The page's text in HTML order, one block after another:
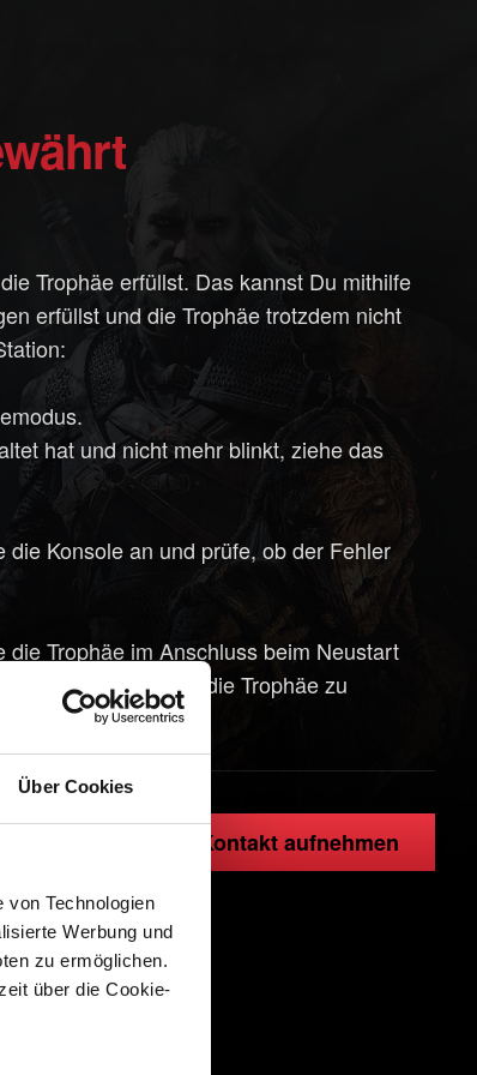
Über Cookies
Technologien
Werbung und
zu ermöglichen.
über die Cookie-
Trophäe erfüllst. Das kannst Du mithilfe
erfüllst und die Trophäe trotzdem nicht
hat und nicht mehr blinkt, ziehe das
Konsole an und prüfe, ob der Fehler
Trophäe im Anschluss beim Neustart
bitte erneut, die Trophäe zu
laden).
Kontakt aufnehmen